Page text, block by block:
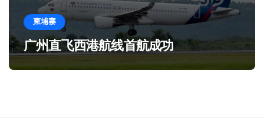
柬埔寨
广州直飞西港航线首航成功